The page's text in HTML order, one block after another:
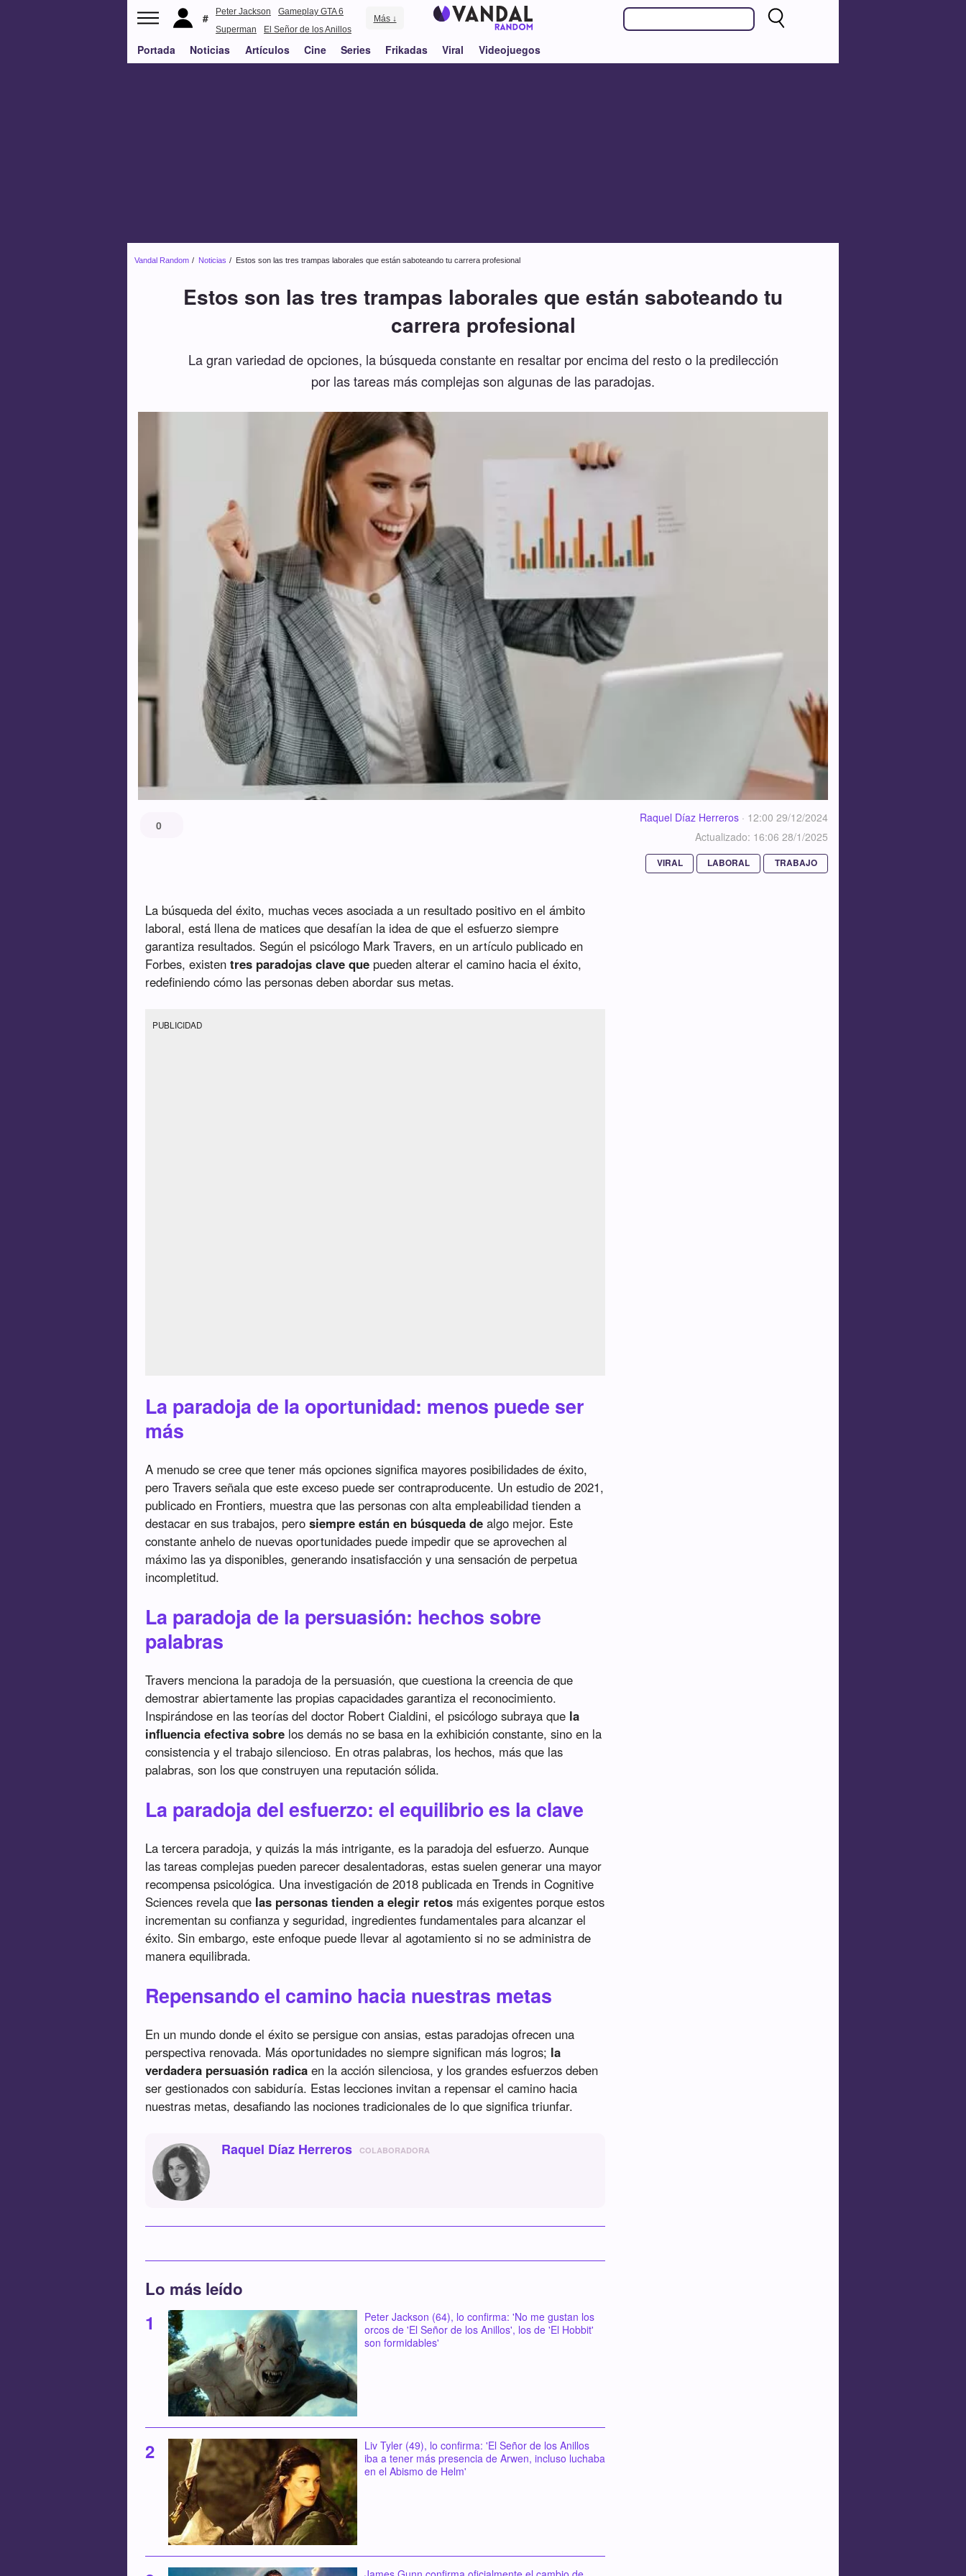
Peter Jackson
Gameplay GTA 6
Superman
El Señor de los Anillos
Más ↓
Portada Noticias Artículos Cine Series Frikadas Viral Videojuegos
Vandal Random Noticias Estos son las tres trampas laborales que están saboteando tu carrera profesional
Estos son las tres trampas laborales que están saboteando tu
carrera profesional
La gran variedad de opciones, la búsqueda constante en resaltar por encima del resto o la predilección
por las tareas más complejas son algunas de las paradojas.
0
Raquel Díaz Herreros · 12:00 29/12/2024
Actualizado: 16:06 28/1/2025
VIRAL LABORAL TRABAJO
La búsqueda del éxito, muchas veces asociada a un resultado positivo en el ámbito
laboral, está llena de matices que desafían la idea de que el esfuerzo siempre
garantiza resultados. Según el psicólogo Mark Travers, en un artículo publicado en
Forbes, existentres paradojas clave que pueden alterar el camino hacia el éxito,
redefiniendo cómo las personas deben abordar sus metas.
PUBLICIDAD
La paradoja de la oportunidad: menos puede ser
más
A menudo se cree que tener más opciones significa mayores posibilidades de éxito,
pero Travers señala que este exceso puede ser contraproducente. Un estudio de 2021,
publicado en Frontiers, muestra que las personas con alta empleabilidad tienden a
destacar en sus trabajos, perosiempre están en búsqueda de algo mejor. Este
constante anhelo de nuevas oportunidades puede impedir que se aprovechen al
máximo las ya disponibles, generando insatisfacción y una sensación de perpetua
incompletitud.
La paradoja de la persuasión: hechos sobre
palabras
Travers menciona la paradoja de la persuasión, que cuestiona la creencia de que
demostrar abiertamente las propias capacidades garantiza el reconocimiento.
Inspirándose en las teorías del doctor Robert Cialdini, el psicólogo subraya que la
influencia efectiva sobre los demás no se basa en la exhibición constante, sino en la
consistencia y el trabajo silencioso. En otras palabras, los hechos, más que las
palabras, son los que construyen una reputación sólida.
La paradoja del esfuerzo: el equilibrio es la clave
La tercera paradoja, y quizás la más intrigante, es la paradoja del esfuerzo. Aunque
las tareas complejas pueden parecer desalentadoras, estas suelen generar una mayor
recompensa psicológica. Una investigación de 2018 publicada en Trends in Cognitive
Sciences revela que las personas tienden a elegir retos más exigentes porque estos
incrementan su confianza y seguridad, ingredientes fundamentales para alcanzar el
éxito. Sin embargo, este enfoque puede llevar al agotamiento si no se administra de
manera equilibrada.
Repensando el camino hacia nuestras metas
En un mundo donde el éxito se persigue con ansias, estas paradojas ofrecen una
perspectiva renovada. Más oportunidades no siempre significan más logros; la
verdadera persuasión radica en la acción silenciosa, y los grandes esfuerzos deben
ser gestionados con sabiduría. Estas lecciones invitan a repensar el camino hacia
nuestras metas, desafiando las nociones tradicionales de lo que significa triunfar.
Raquel Díaz Herreros COLABORADORA
Lo más leído
Peter Jackson (64), lo confirma: 'No me gustan los
orcos de 'El Señor de los Anillos', los de 'El Hobbit'
son formidables'
Liv Tyler (49), lo confirma: 'El Señor de los Anillos
iba a tener más presencia de Arwen, incluso luchaba
en el Abismo de Helm'